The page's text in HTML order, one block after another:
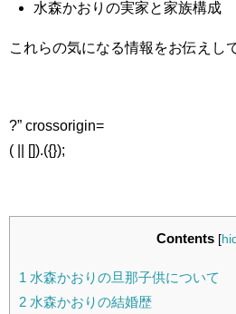
水森かおりの実家と家族構成
これらの気になる情報をお伝えし
?” crossorigin=
( || []).({});
Contents [
1 水森かおりの旦那子供について
2 水森かおりの結婚歴